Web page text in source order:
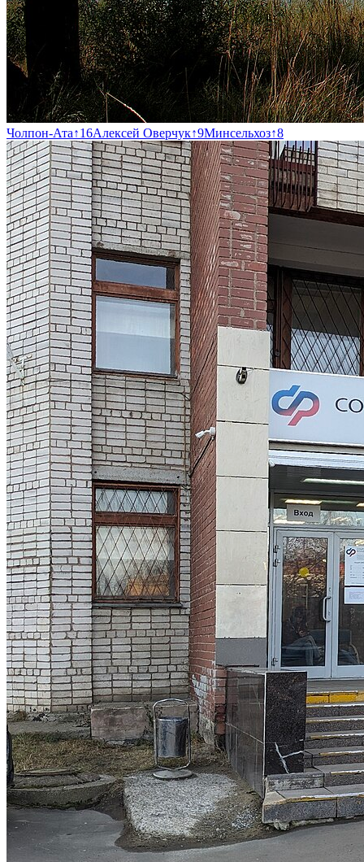
Чолпон-Ата↑16Алексей Оверчук↑9Минсельхоз↑8